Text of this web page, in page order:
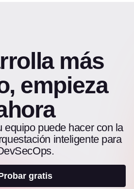
más
empieza
equipo puede hacer con la
inteligente para
gratis